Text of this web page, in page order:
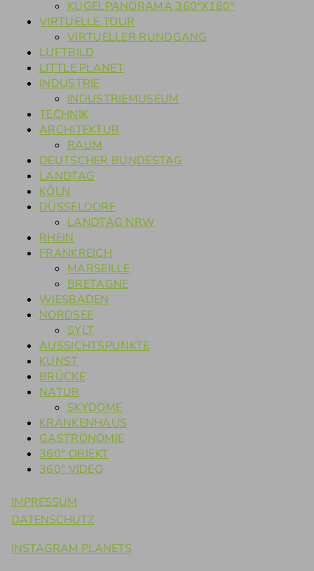
KUGELPANORAMA 360°X180°
VIRTUELLE TOUR
VIRTUELLER RUNDGANG
LUFTBILD
LITTLE PLANET
INDUSTRIE
INDUSTRIEMUSEUM
TECHNIK
ARCHITEKTUR
RAUM
DEUTSCHER BUNDESTAG
LANDTAG
KÖLN
DÜSSELDORF
LANDTAG NRW
RHEIN
FRANKREICH
MARSEILLE
BRETAGNE
WIESBADEN
NORDSEE
SYLT
AUSSICHTSPUNKTE
KUNST
BRÜCKE
NATUR
SKYDOME
KRANKENHAUS
GASTRONOMIE
360° OBJEKT
360° VIDEO
IMPRESSUM
DATENSCHUTZ
INSTAGRAM PLANETS